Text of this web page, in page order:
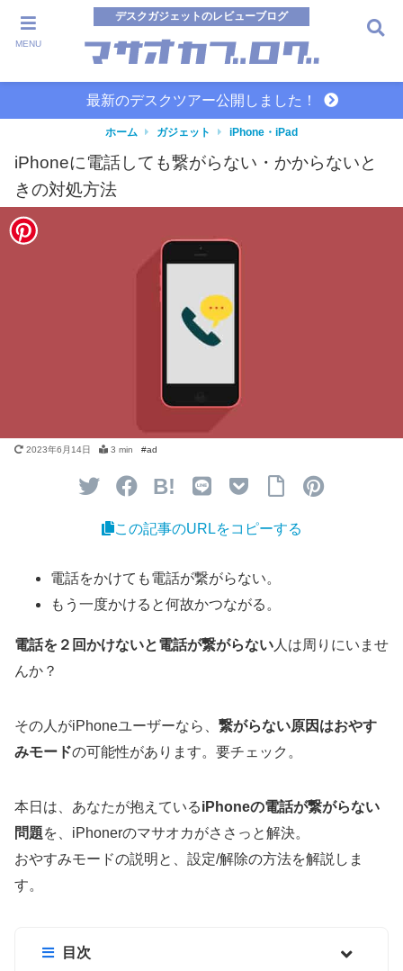
MENU
デスクガジェットのレビューブログ
最新のデスクツアー公開しました！
ホーム ガジェット iPhone・iPad
iPhoneに電話しても繋がらない・かからないと
きの対処方法
2023年6月14日 3 min
B!
この記事のURLをコピーする
電話をかけても電話が繋がらない。
もう一度かけると何故かつながる。
電話を２回かけないと電話が繋がらない 人は周りにいませ
んか？
その人がiPhoneユーザーなら、 繋がらない原因はおやす
みモードの可能性があります。要チェック。
本日は、あなたが抱えているiPhoneの電話が繋がらない
問題を、iPhonerのマサオカがささっと解決。
おやすみモードの説明と、設定/解除の方法を解説しま
す。
目次